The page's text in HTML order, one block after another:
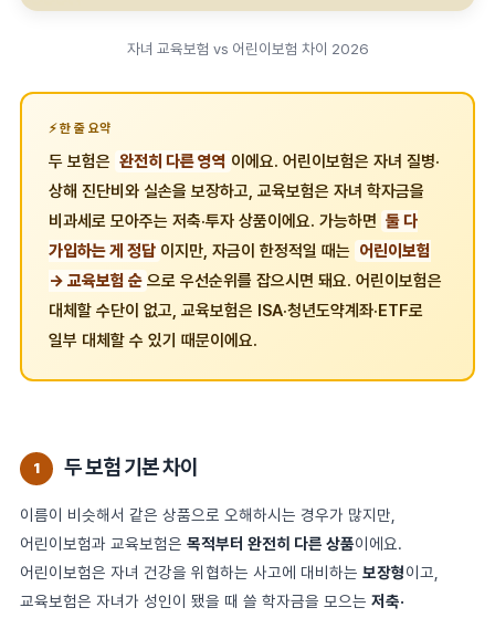
자녀 교육보험 vs 어린이보험 차이 2026
한 줄 요약
두 보험은 완전히 다른 영역 이에요. 어린이보험은 자녀 질병·
상해 진단비와 실손을 보장하고, 교육보험은 자녀 학자금을
비과세로 모아주는 저축·투자 상품이에요. 가능하면 둘 다
가입하는 게 정답 이지만, 자금이 한정적일 때는 어린이보험
→ 교육보험 순 으로 우선순위를 잡으시면 돼요. 어린이보험은
대체할 수단이 없고, 교육보험은 ISA·청년도약계좌·ETF로
일부 대체할 수 있기 때문이에요.
1 두 보험 기본 차이
이름이 비슷해서 같은 상품으로 오해하시는 경우가 많지만,
어린이보험과 교육보험은 목적부터 완전히 다른 상품이에요.
어린이보험은 자녀 건강을 위협하는 사고에 대비하는 보장형이고,
교육보험은 자녀가 성인이 됐을 때 쓸 학자금을 모으는 저축·